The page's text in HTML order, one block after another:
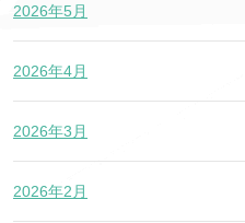
2026年5月
2026年4月
2026年3月
2026年2月